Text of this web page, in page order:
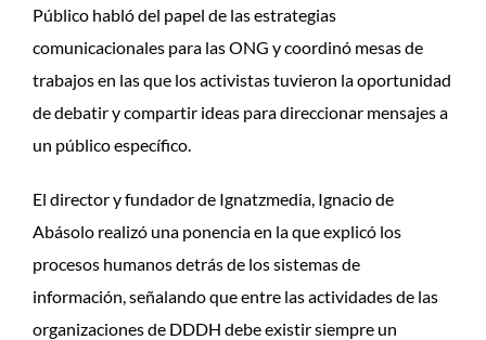
Público habló del papel de las estrategias
comunicacionales para las ONG y coordinó mesas de
trabajos en las que los activistas tuvieron la oportunidad
de debatir y compartir ideas para direccionar mensajes a
un público específico.
El director y fundador de Ignatzmedia, Ignacio de
Abásolo realizó una ponencia en la que explicó los
procesos humanos detrás de los sistemas de
información, señalando que entre las actividades de las
organizaciones de DDDH debe existir siempre un